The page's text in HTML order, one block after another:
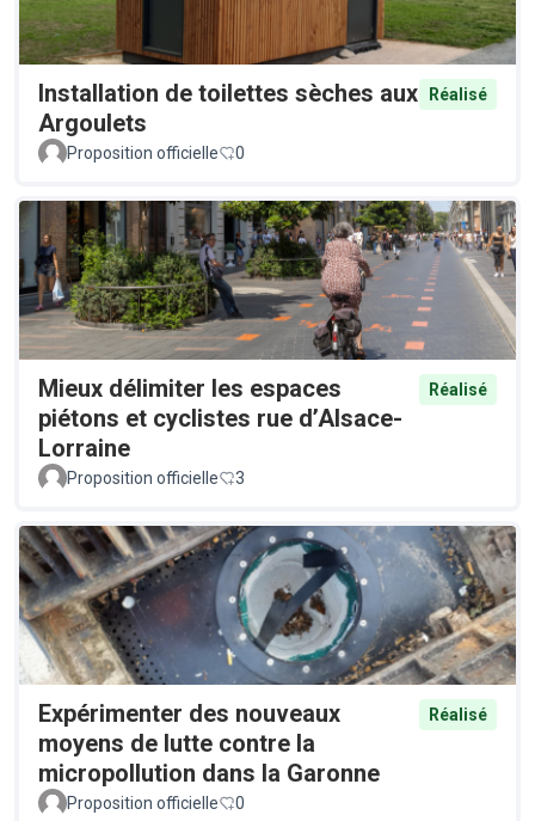
Installation de toilettes sèches aux
Argoulets
Réalisé
Proposition officielle 0
Mieux délimiter les espaces
piétons et cyclistes rue d’Alsace-
Lorraine
Réalisé
Proposition officielle 3
Expérimenter des nouveaux
moyens de lutte contre la
micropollution dans la Garonne
Réalisé
Proposition officielle 0